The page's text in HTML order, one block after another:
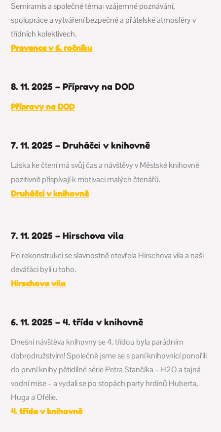
Semiramis a společné téma: vzájemné poznávání,
spolupráce a vytváření bezpečné a přátelské atmosféry v
třídních kolektivech.
Prevence v 6. ročníku
8. 11. 2025 – Přípravy na DOD
Přípravy na DOD
7. 11. 2025 – Druháčci v knihovně
Láska ke čtení má svůj čas a návštěvy v Městské knihovně
pozitivně přispívají k motivaci malých čtenářů.
Druháčci v knihovně
7. 11. 2025 – Hirschova vila
Po rekonstrukci se slavnostně otevřela Hirschova vila a naši
deváťáci byli u toho.
Hirschova vila
6. 11. 2025 – 4. třída v knihovně
Dnešní návštěva knihovny se 4. třídou byla parádním
dobrodružstvím! Společně jsme se s paní knihovnicí ponořili
do první knihy pětidílné série Petra Stančíka – H2O a tajná
vodní mise – a vydali se po stopách party hrdinů Huberta,
Huga a Ofélie.
4. třída v knihovně